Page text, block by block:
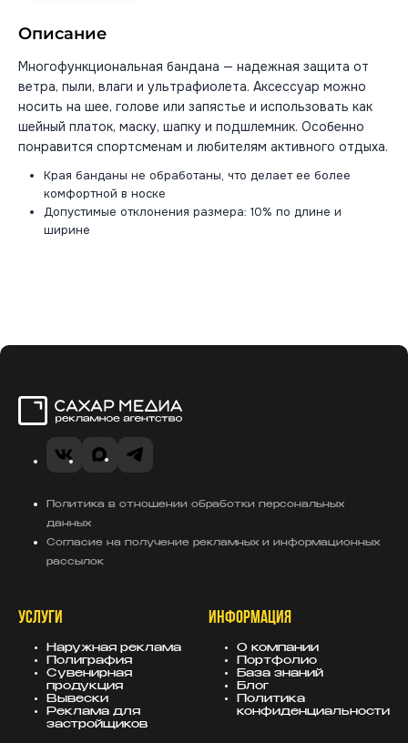
Описание
Многофункциональная бандана — надежная защита от
ветра, пыли, влаги и ультрафиолета. Аксессуар можно
носить на шее, голове или запястье и использовать как
шейный платок, маску, шапку и подшлемник. Особенно
понравится спортсменам и любителям активного отдыха.
Края банданы не обработаны, что делает ее более
комфортной в носке
Допустимые отклонения размера: 10% по длине и
ширине
VK MAXTelegram
Политика в отношении обработки персональных
данных
Согласие на получение рекламных и информационных
рассылок
УСЛУГИ
Наружная реклама
Полиграфия
Сувенирная
продукция
Вывески
Реклама для
застройщиков
ИНФОРМАЦИЯ
О компании
Портфолио
База знаний
Блог
Политика
конфиденциальности